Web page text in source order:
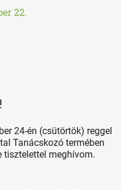
22.
24-én (csütörtök) reggel
Tanácskozó termében
tisztelettel meghívom.